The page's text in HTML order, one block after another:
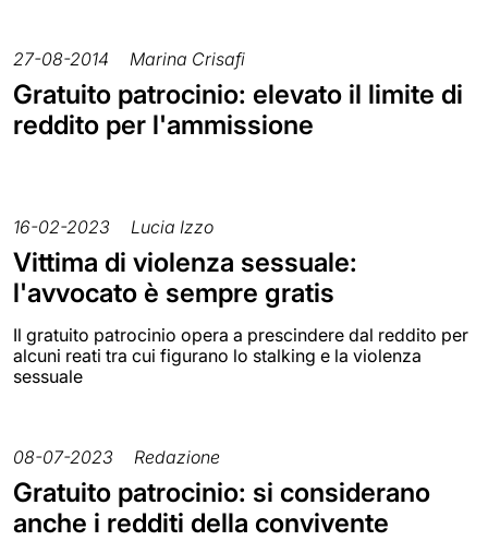
27-08-2014 Marina Crisafi
Gratuito patrocinio: elevato il limite di
reddito per l'ammissione
16-02-2023 Lucia Izzo
Vittima di violenza sessuale:
l'avvocato è sempre gratis
Il gratuito patrocinio opera a prescindere dal reddito per
alcuni reati tra cui figurano lo stalking e la violenza
sessuale
08-07-2023 Redazione
Gratuito patrocinio: si considerano
anche i redditi della convivente